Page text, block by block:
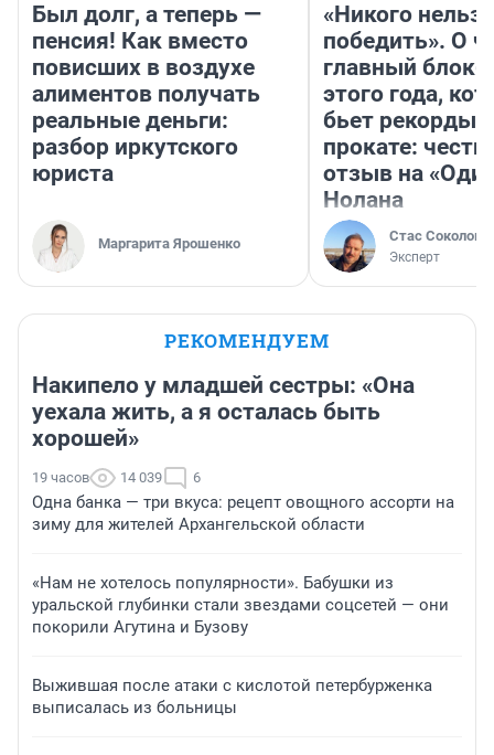
Был долг, а теперь —
пенсия! Как вместо
повисших в воздухе
алиментов получать
реальные деньги:
разбор иркутского
юриста
Маргарита Ярошенко
«Никого нельзя
победить». О
главный
этого года,
бьет рекорды в
прокате:
отзыв на
Нолана
Стас Соколов
Эксперт
РЕКОМЕНДУЕМ
Накипело у младшей сестры: «Она
уехала жить, а я осталась быть
хорошей»
19 часов 14 039 6
Одна банка — три вкуса: рецепт овощного ассорти на
зиму для жителей Архангельской области
«Нам не хотелось популярности». Бабушки из
уральской глубинки стали звездами соцсетей — они
покорили Агутина и Бузову
Выжившая после атаки с кислотой петербурженка
выписалась из больницы